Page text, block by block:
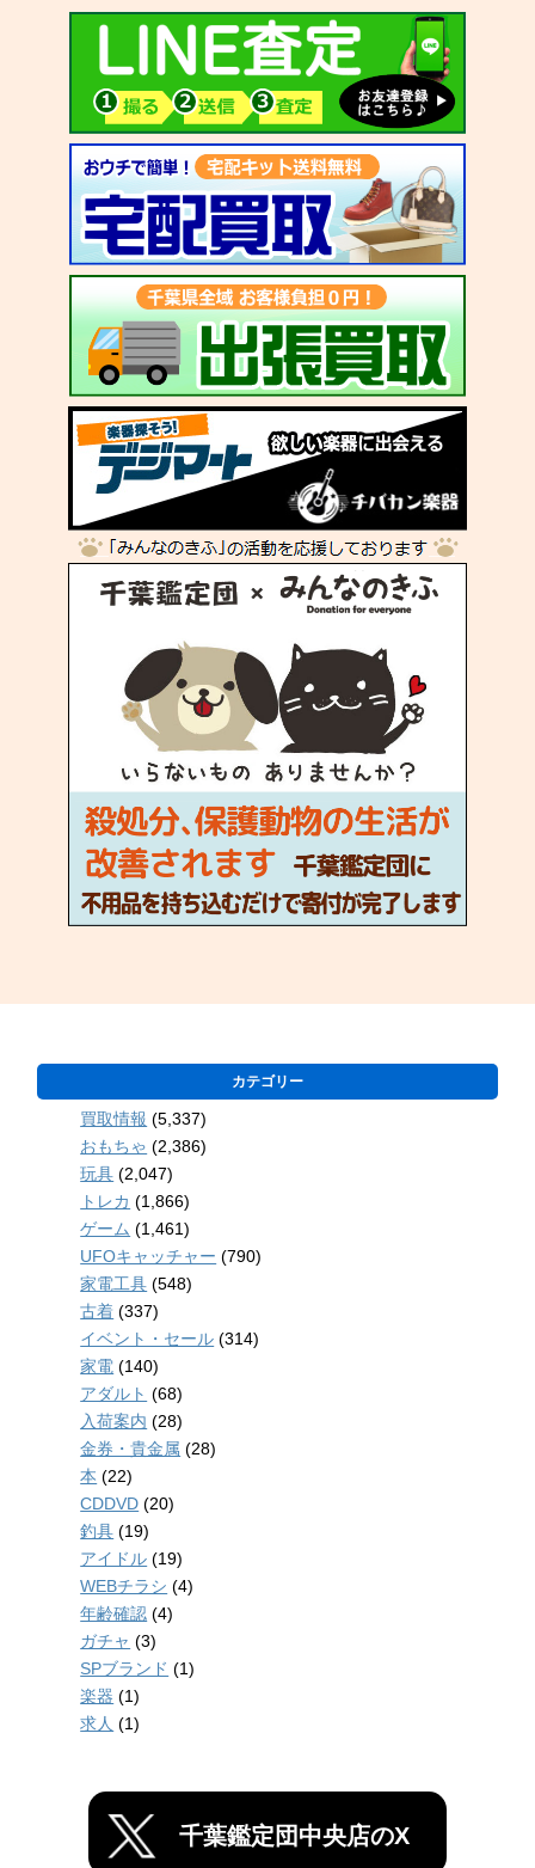
カテゴリー
買取情報 (5,337)
おもちゃ (2,386)
玩具 (2,047)
トレカ (1,866)
ゲーム (1,461)
UFOキャッチャー (790)
家電工具 (548)
古着 (337)
イベント・セール (314)
家電 (140)
アダルト (68)
入荷案内 (28)
金券・貴金属 (28)
本 (22)
CDDVD (20)
釣具 (19)
アイドル (19)
WEBチラシ (4)
年齢確認 (4)
ガチャ (3)
SPブランド (1)
楽器 (1)
求人 (1)
千葉鑑定団中央店のX